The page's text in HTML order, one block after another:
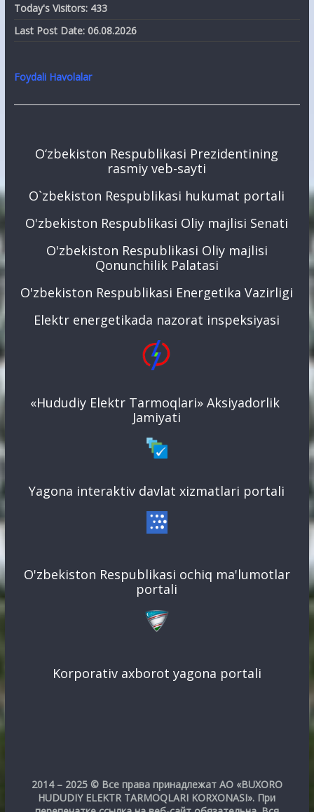
Today's Visitors: 433
Last Post Date: 06.08.2026
Foydali Havolalar
O‘zbekiston Respublikasi Prezidentining
rasmiy veb-sayti
O`zbekiston Respublikasi hukumat portali
O'zbekiston Respublikasi Oliy majlisi Senati
O'zbekiston Respublikasi Oliy majlisi
Qonunchilik Palatasi
O'zbekiston Respublikasi Energetika Vazirligi
Elektr energetikada nazorat inspeksiyasi
«Hududiy Elektr Tarmoqlari» Aksiyadorlik
Jamiyati
Yagona interaktiv davlat xizmatlari portali
O'zbekiston Respublikasi ochiq ma'lumotlar
portali
Korporativ axborot yagona portali
2014 – 2025 © Все права принадлежат АО «BUXORO
HUDUDIY ELEKTR TARMOQLARI KORXONASI». При